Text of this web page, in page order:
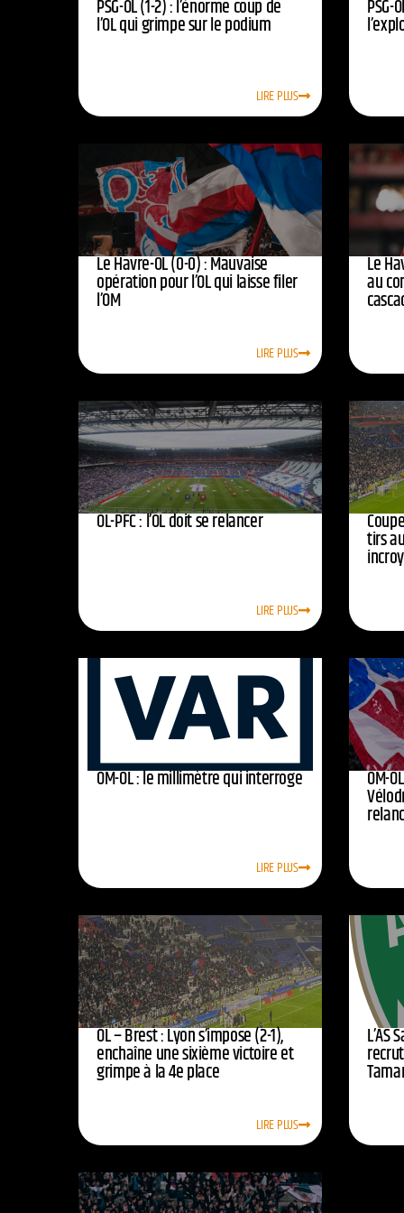
PSG-OL (1-2) : l’énorme coup de
l’OL qui grimpe sur le podium
LIRE PLUS
Le Havre-OL (0-0) : Mauvaise
opération pour l’OL qui laisse filer
l’OM
LIRE PLUS
Le
au
OL-PFC : l’OL doit se relancer
LIRE PLUS
tirs
OM-OL : le millimètre qui interroge
LIRE PLUS
OM-
OL – Brest : Lyon s’impose (2-1),
enchaîne une sixième victoire et
grimpe à la 4e place
LIRE PLUS